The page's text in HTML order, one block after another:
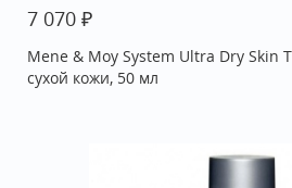
7 070 ₽
Mene & Moy System Ultra Dry Skin
сухой кожи, 50 мл